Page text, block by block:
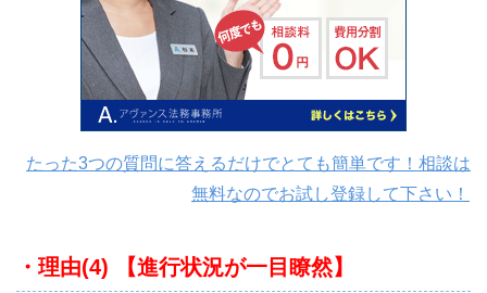
たった3つの質問に答えるだけでとても簡単です！相談は
無料なのでお試し登録して下さい！
・理由(4) 【進行状況が一目瞭然】